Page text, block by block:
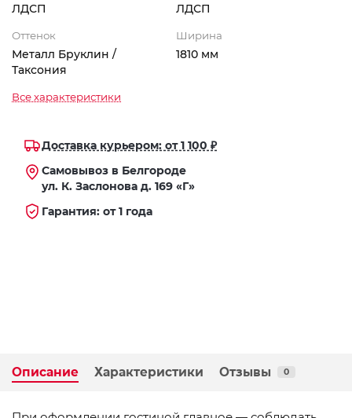
ЛДСП ЛДСП
Оттенок
Металл Бруклин /
Таксония
Ширина
1810 мм
Все характеристики
Доставка курьером: от 1 100 ₽
Самовывоз в Белгороде
ул. К. Заслонова д. 169 «Г»
Гарантия: от 1 года
Описание Характеристики Отзывы 0